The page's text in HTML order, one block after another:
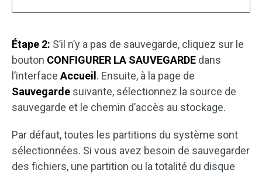
Étape 2: S’il n’y a pas de sauvegarde, cliquez sur le
bouton CONFIGURER LA SAUVEGARDE dans
l’interface Accueil. Ensuite, à la page de
Sauvegarde suivante, sélectionnez la source de
sauvegarde et le chemin d’accès au stockage.
Par défaut, toutes les partitions du système sont
sélectionnées. Si vous avez besoin de sauvegarder
des fichiers, une partition ou la totalité du disque